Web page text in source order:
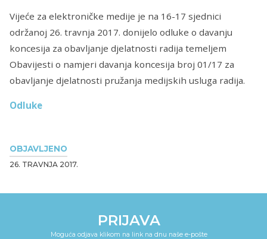
OBJAVLJENO
26. TRAVNJA 2017.
Vijeće za elektroničke medije je na 16-17 sjednici
održanoj 26. travnja 2017. donijelo odluke o davanju
koncesija za obavljanje djelatnosti radija temeljem
Obavijesti o namjeri davanja koncesija broj 01/17 za
obavljanje djelatnosti pružanja medijskih usluga radija.
Odluke
PRIJAVA
Moguća odjava klikom na link na dnu naše e-pošte